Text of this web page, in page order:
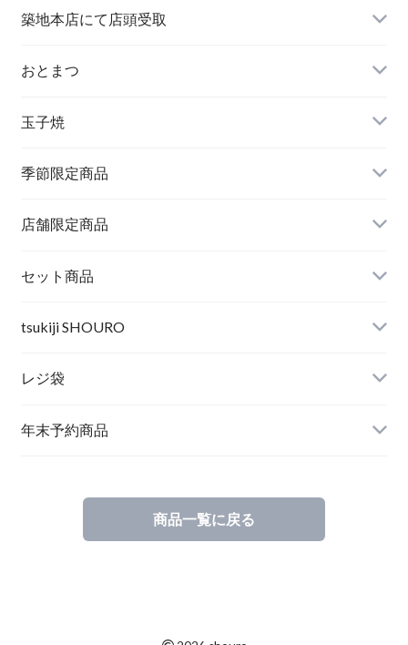
築地本店にて店頭受取
おとまつ
玉子焼
季節限定商品
店舗限定商品
セット商品
tsukiji SHOURO
レジ袋
年末予約商品
商品一覧に戻る